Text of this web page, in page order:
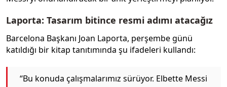
Laporta: Tasarım bitince resmi adımı atacağız
Barcelona Başkanı Joan Laporta, perşembe günü
katıldığı bir kitap tanıtımında şu ifadeleri kullandı:
“Bu konuda çalışmalarımız sürüyor. Elbette Messi